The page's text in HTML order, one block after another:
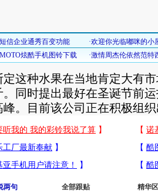
定这种水果在当地肯定大有
。同时提出最好在圣诞节前
峰。目前该公司正在积极组
两句 全部跟贴 精华区